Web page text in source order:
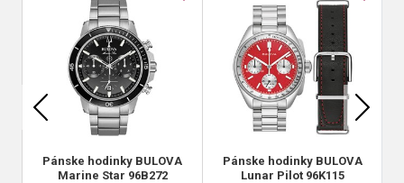
Pánske hodinky BULOVA
Marine Star 96B272
Pánske hodinky BULOVA
Lunar Pilot 96K115